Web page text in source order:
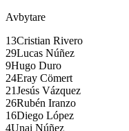
Avbytare
13Cristian Rivero
29Lucas Núñez
9Hugo Duro
24Eray Cömert
21Jesús Vázquez
26Rubén Iranzo
16Diego López
4Unai Núñez